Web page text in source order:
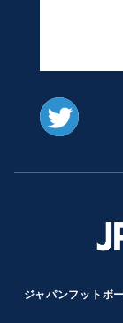
ジャパンフットボ